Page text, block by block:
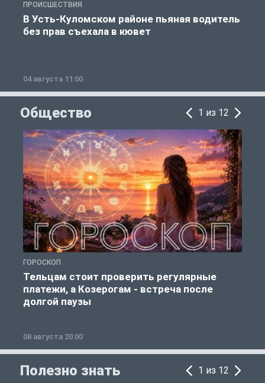
ПРОИСШЕСТВИЯ
В Усть-Куломском районе пьяная водитель
без прав съехала в кювет
04 августа 11:00
Общество 1 из 12
ГОРОСКОП
Тельцам стоит проверить регулярные
платежи, а Козерогам - встреча после
долгой паузы
08 августа 20:00
Полезно знать 1 из 12